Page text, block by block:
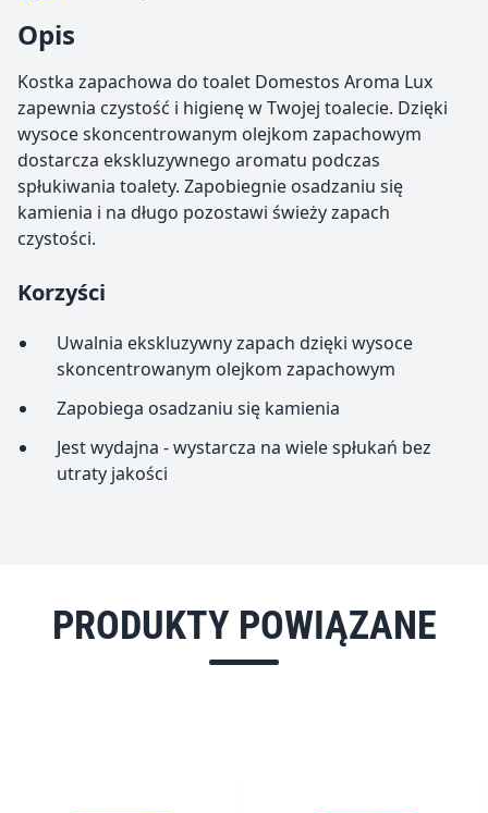
Opis
Kostka zapachowa do toalet Domestos Aroma Lux
zapewnia czystość i higienę w Twojej toalecie. Dzięki
wysoce skoncentrowanym olejkom zapachowym
dostarcza ekskluzywnego aromatu podczas
spłukiwania toalety. Zapobiegnie osadzaniu się
kamienia i na długo pozostawi świeży zapach
czystości.
Korzyści
Uwalnia ekskluzywny zapach dzięki wysoce
skoncentrowanym olejkom zapachowym
Zapobiega osadzaniu się kamienia
Jest wydajna - wystarcza na wiele spłukań bez
utraty jakości
PRODUKTY POWIĄZANE